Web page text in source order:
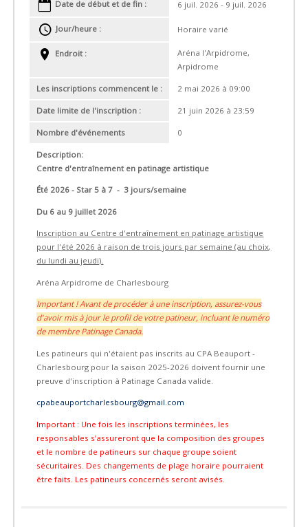
Date de début et de fin : 6 juil. 2026 - 9 juil. 2026
Jour/heure : Horaire varié
Endroit :
Aréna l'Arpidrome,
Arpidrome
Les inscriptions commencent le : 2 mai 2026 à 09:00
Date limite de l'inscription : 21 juin 2026 à 23:59
Nombre d'événements 0
Description:
Centre d'entraînement en patinage artistique
Été 2026 - Star 5 à 7 - 3 jours/semaine
Du 6 au 9 juillet 2026
Inscription au Centre d'entraînement en patinage artistique
pour l'été 2026 à raison de trois jours par semaine (au choix,
du lundi au jeudi).
Aréna Arpidrome de Charlesbourg
Important ! Avant de procéder à une inscription, assurez-vous
d'avoir mis à jour le profil de votre patineur, incluant le numéro
de membre Patinage Canada.
Les patineurs qui n'étaient pas inscrits au CPA Beauport -
Charlesbourg pour la saison 2025-2026 doivent fournir une
preuve d'inscription à Patinage Canada valide.
cpabeauportcharlesbourg@gmail.com
Important : Une fois les inscriptions terminées, les
responsables s’assureront que la composition des groupes
et le nombre de patineurs sur chaque groupe soient
sécuritaires. Des changements de plage horaire pourraient
être faits. Les patineurs concernés seront avisés.